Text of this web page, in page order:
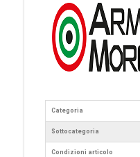
Categoria
Sottocategoria
Condizioni articolo